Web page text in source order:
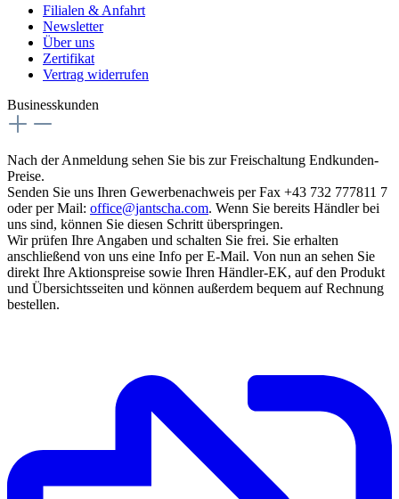
Filialen & Anfahrt
Newsletter
Über uns
Zertifikat
Vertrag widerrufen
Businesskunden
Nach der Anmeldung sehen Sie bis zur Freischaltung Endkunden-
Preise.
Senden Sie uns Ihren Gewerbenachweis per Fax +43 732 777811 7
oder per Mail: office@jantscha.com. Wenn Sie bereits Händler bei
uns sind, können Sie diesen Schritt überspringen.
Wir prüfen Ihre Angaben und schalten Sie frei. Sie erhalten
anschließend von uns eine Info per E-Mail. Von nun an sehen Sie
direkt Ihre Aktionspreise sowie Ihren Händler-EK, auf den Produkt
und Übersichtsseiten und können außerdem bequem auf Rechnung
bestellen.